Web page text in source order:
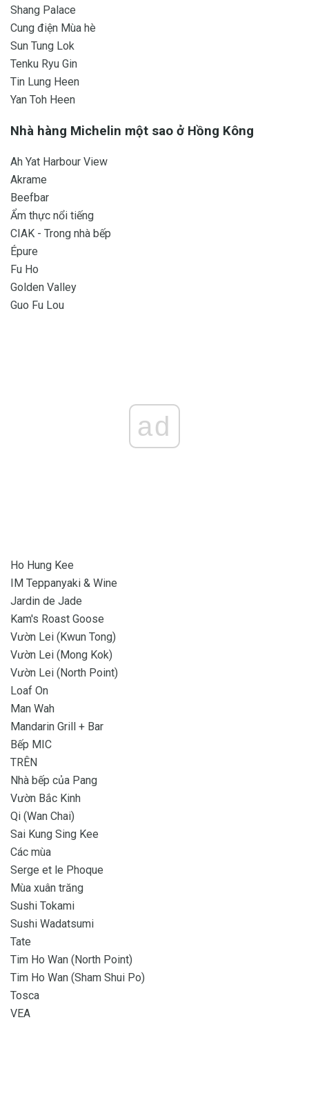
Shang Palace
Cung điện Mùa hè
Sun Tung Lok
Tenku Ryu Gin
Tin Lung Heen
Yan Toh Heen
Nhà hàng Michelin một sao ở Hồng Kông
Ah Yat Harbour View
Akrame
Beefbar
Ẩm thực nổi tiếng
CIAK - Trong nhà bếp
Épure
Fu Ho
Golden Valley
Guo Fu Lou
ad
Ho Hung Kee
IM Teppanyaki & Wine
Jardin de Jade
Kam's Roast Goose
Vườn Lei (Kwun Tong)
Vườn Lei (Mong Kok)
Vườn Lei (North Point)
Loaf On
Man Wah
Mandarin Grill + Bar
Bếp MIC
TRÊN
Nhà bếp của Pang
Vườn Bắc Kinh
Qi (Wan Chai)
Sai Kung Sing Kee
Các mùa
Serge et le Phoque
Mùa xuân trăng
Sushi Tokami
Sushi Wadatsumi
Tate
Tim Ho Wan (North Point)
Tim Ho Wan (Sham Shui Po)
Tosca
VEA